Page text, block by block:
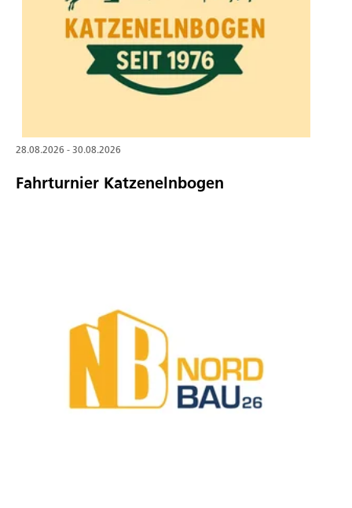
28.08.2026 - 30.08.2026
Fahrturnier Katzenelnbogen